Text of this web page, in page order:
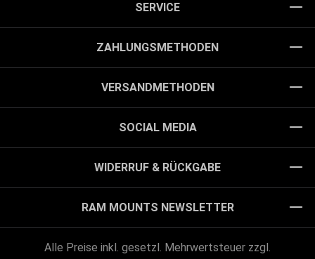
SERVICE
ZAHLUNGSMETHODEN
VERSANDMETHODEN
SOCIAL MEDIA
WIDERRUF & RÜCKGABE
RAM MOUNTS NEWSLETTER
Alle Preise inkl. gesetzl. Mehrwertsteuer zzgl.